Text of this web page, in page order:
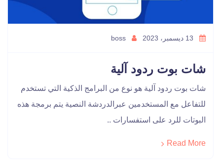
13 ديسمبر، 2023
شات بوت ردود آلية
شات بوت ردود آلية هو نوع من البرامج الذكية التي تستخدم
للتفاعل مع المستخدمين عبرالدردشة النصية يتم برمجة هذه
البوتات للرد على استفسارات ..
Read More